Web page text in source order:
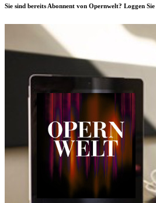
Sie sind bereits Abonnent von Opernwelt? Loggen Sie